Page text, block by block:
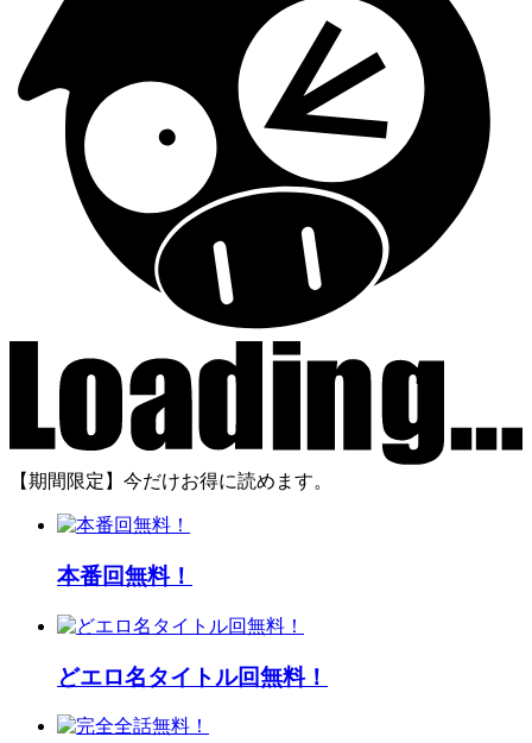
【期間限定】今だけお得に読めます。
本番回無料！
どエロ名タイトル回無料！